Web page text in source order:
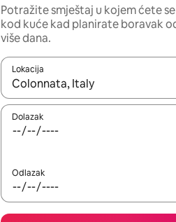
Potražite smještaj u kojem ćete
kod kuće kad planirate boravak
više dana.
Lokacija
Kada budu dostupni rezultati, moći
Dolazak
Odlazak